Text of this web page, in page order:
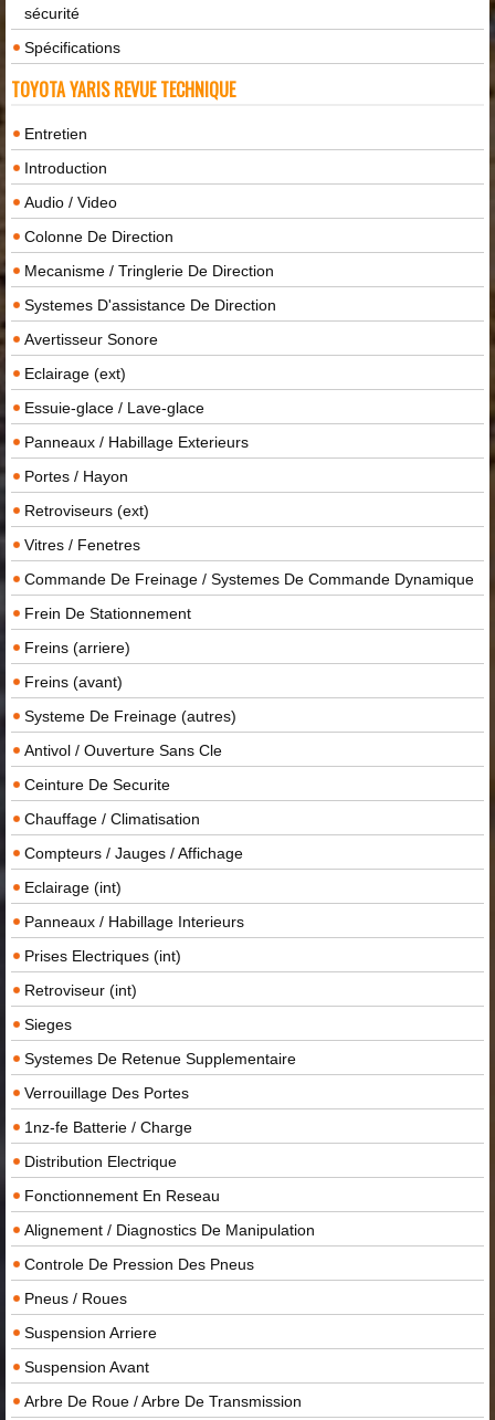
sécurité
Spécifications
TOYOTA YARIS REVUE TECHNIQUE
Entretien
Introduction
Audio / Video
Colonne De Direction
Mecanisme / Tringlerie De Direction
Systemes D'assistance De Direction
Avertisseur Sonore
Eclairage (ext)
Essuie-glace / Lave-glace
Panneaux / Habillage Exterieurs
Portes / Hayon
Retroviseurs (ext)
Vitres / Fenetres
Commande De Freinage / Systemes De Commande Dynamique
Frein De Stationnement
Freins (arriere)
Freins (avant)
Systeme De Freinage (autres)
Antivol / Ouverture Sans Cle
Ceinture De Securite
Chauffage / Climatisation
Compteurs / Jauges / Affichage
Eclairage (int)
Panneaux / Habillage Interieurs
Prises Electriques (int)
Retroviseur (int)
Sieges
Systemes De Retenue Supplementaire
Verrouillage Des Portes
1nz-fe Batterie / Charge
Distribution Electrique
Fonctionnement En Reseau
Alignement / Diagnostics De Manipulation
Controle De Pression Des Pneus
Pneus / Roues
Suspension Arriere
Suspension Avant
Arbre De Roue / Arbre De Transmission